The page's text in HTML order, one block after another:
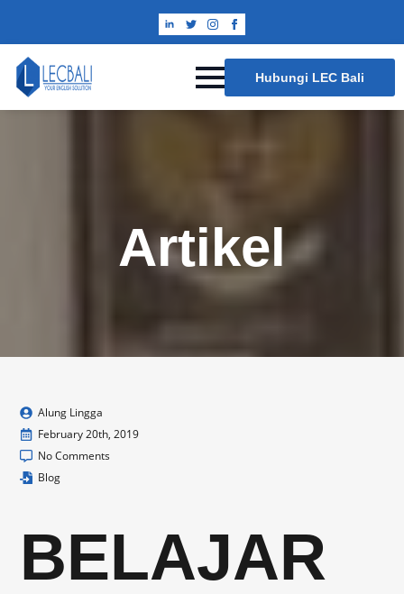
Hubungi LEC Bali
Artikel
Alung Lingga
February 20th, 2019
No Comments
Blog
BELAJAR